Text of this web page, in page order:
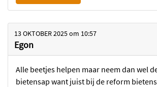
13 OKTOBER 2025om 10:57
Egon
Alle beetjes helpen maar neem dan wel
bietensap want juist bij de reform